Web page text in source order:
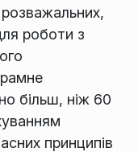
роботи з
більш, ніж 60
принципів